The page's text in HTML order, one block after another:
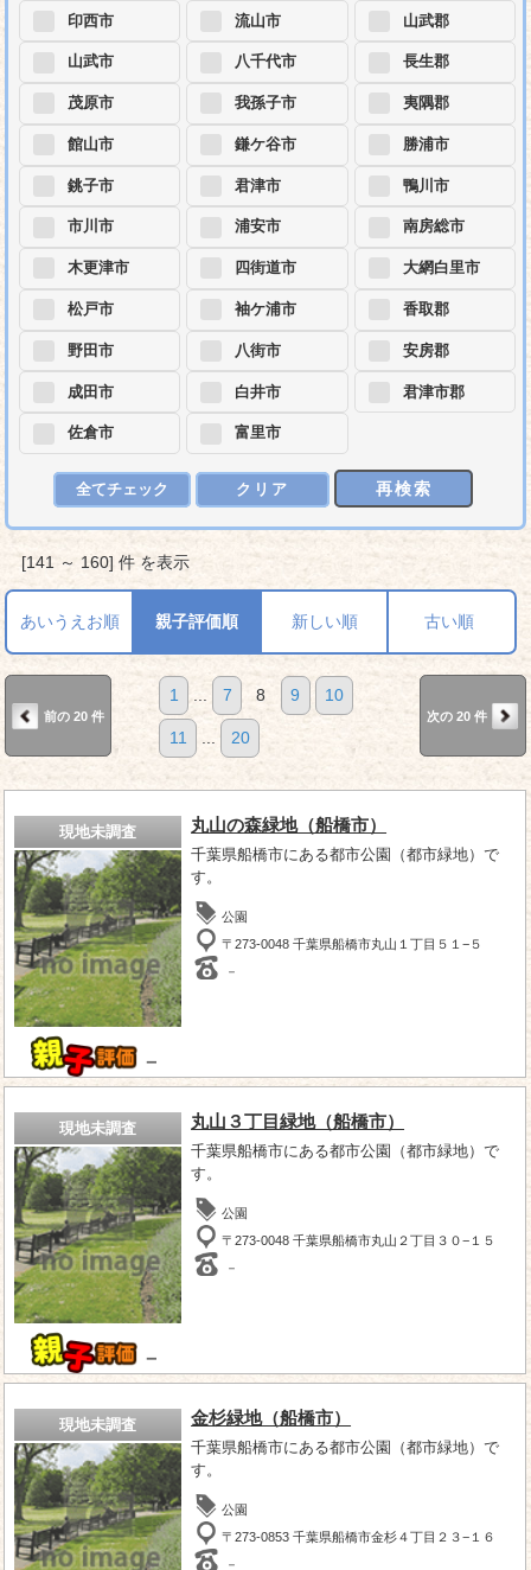
印西市
山武市
茂原市
館山市
銚子市
市川市
木更津市
松戸市
野田市
成田市
佐倉市
流山市
八千代市
我孫子市
鎌ケ谷市
君津市
浦安市
四街道市
袖ケ浦市
八街市
白井市
富里市
山武郡
長生郡
夷隅郡
勝浦市
鴨川市
南房総市
大網白里市
香取郡
安房郡
君津市郡
全てチェック クリア 再検索
[141 ～ 160] 件 を表示
あいうえお順 親子評価順 新しい順 古い順
前の 20 件
1 7 8 9 10
11 20
次の 20 件
現地未調査
－
丸山の森緑地（船橋市）
千葉県船橋市にある都市公園（都市緑地）で
す。
公園
〒273-0048 千葉県船橋市丸山１丁目５１−５
－
現地未調査
－
丸山３丁目緑地（船橋市）
千葉県船橋市にある都市公園（都市緑地）で
す。
公園
〒273-0048 千葉県船橋市丸山２丁目３０−１５
－
現地未調査 金杉緑地（船橋市）
千葉県船橋市にある都市公園（都市緑地）で
す。
公園
〒273-0853 千葉県船橋市金杉４丁目２３−１６
－